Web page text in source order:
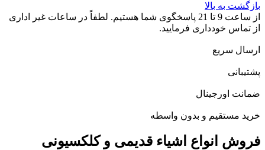
بازگشت به بالا
از ساعت 9 تا 21 پاسخگوی شما هستیم. لطفاً در ساعات غیر اداری
از تماس خودداری فرمایید.
ارسال سریع
پشتیبانی
ضمانت اورجینال
خرید مستقیم و بدون واسطه
فروش انواع اشیاء قدیمی و کلکسیونی